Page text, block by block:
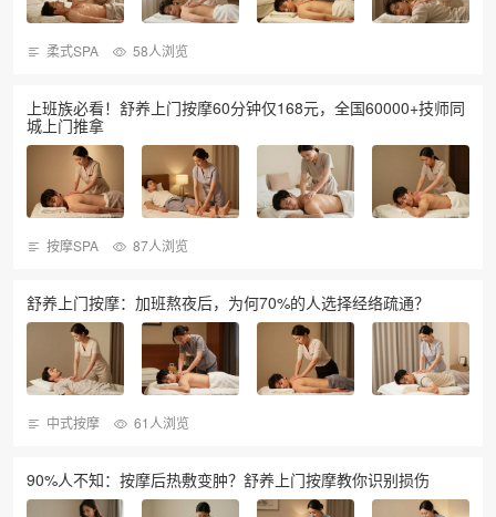
柔式SPA 58人浏览
上班族必看！舒养上门按摩60分钟仅168元，全国60000+技师同
城上门推拿
按摩SPA 87人浏览
舒养上门按摩：加班熬夜后，为何70%的人选择经络疏通？
中式按摩 61人浏览
90%人不知：按摩后热敷变肿？舒养上门按摩教你识别损伤